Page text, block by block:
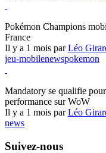
Pokémon Champions
France
Il y a 1 mois parLéo
jeu-mobilenewspokemon
Mandatory se qualifie
performance sur WoW
Il y a 1 mois parLéo
news
Suivez-nous